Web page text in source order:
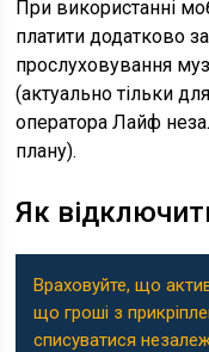
При використанні
платити додатково
прослуховування
(актуально тільки
оператора Лайф
плану).
Як
Враховуйте, що
що гроші з
списуватися